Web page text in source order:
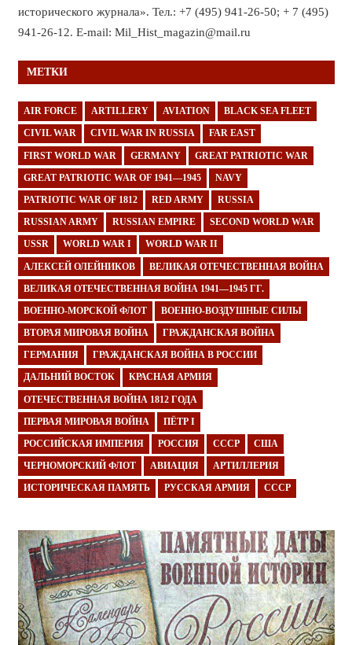
исторического журнала». Тел.: +7 (495) 941-26-50; + 7 (495)
941-26-12. E-mail: Mil_Hist_magazin@mail.ru
МЕТКИ
AIR FORCE ARTILLERY AVIATION BLACK SEA FLEET
CIVIL WAR CIVIL WAR IN RUSSIA FAR EAST
FIRST WORLD WAR GERMANY GREAT PATRIOTIC WAR
GREAT PATRIOTIC WAR OF 1941—1945 NAVY
PATRIOTIC WAR OF 1812 RED ARMY RUSSIA
RUSSIAN ARMY RUSSIAN EMPIRE SECOND WORLD WAR
USSR WORLD WAR I WORLD WAR II
АЛЕКСЕЙ ОЛЕЙНИКОВ ВЕЛИКАЯ ОТЕЧЕСТВЕННАЯ ВОЙНА
ВЕЛИКАЯ ОТЕЧЕСТВЕННАЯ ВОЙНА 1941—1945 ГГ.
ВОЕННО-МОРСКОЙ ФЛОТ ВОЕННО-ВОЗДУШНЫЕ СИЛЫ
ВТОРАЯ МИРОВАЯ ВОЙНА ГРАЖДАНСКАЯ ВОЙНА
ГЕРМАНИЯ ГРАЖДАНСКАЯ ВОЙНА В РОССИИ
ДАЛЬНИЙ ВОСТОК КРАСНАЯ АРМИЯ
ОТЕЧЕСТВЕННАЯ ВОЙНА 1812 ГОДА
ПЕРВАЯ МИРОВАЯ ВОЙНА ПЁТР I
РОССИЙСКАЯ ИМПЕРИЯ РОССИЯ СССР США
ЧЕРНОМОРСКИЙ ФЛОТ АВИАЦИЯ АРТИЛЛЕРИЯ
ИСТОРИЧЕСКАЯ ПАМЯТЬ РУССКАЯ АРМИЯ СССР